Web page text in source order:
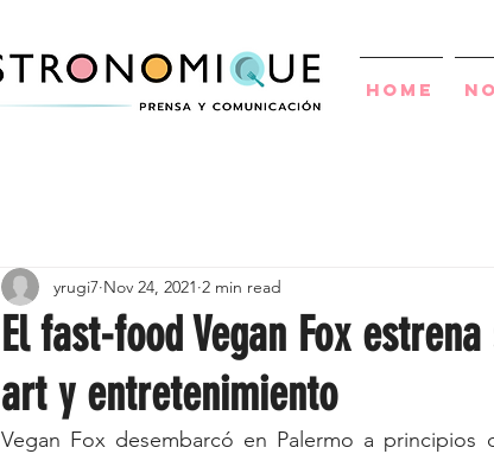
Home
El fast-food Vegan Fox
art y entretenimiento
yrugi7 Nov 24, 2021 2 min read
Vegan Fox desembarcó en Palermo a